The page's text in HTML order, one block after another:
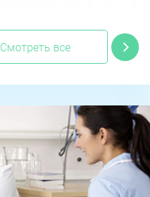
Смотреть все